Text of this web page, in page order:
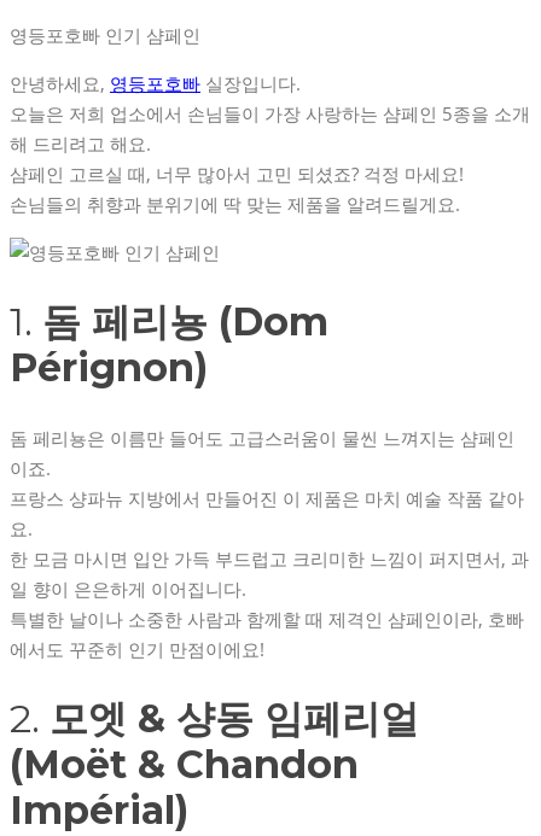
영등포호빠 인기 샴페인
안녕하세요, 영등포호빠 실장입니다.
오늘은 저희 업소에서 손님들이 가장 사랑하는 샴페인 5종을 소개
해 드리려고 해요.
샴페인 고르실 때, 너무 많아서 고민 되셨죠? 걱정 마세요!
손님들의 취향과 분위기에 딱 맞는 제품을 알려드릴게요.
1. 돔 페리뇽 (Dom
Pérignon)
돔 페리뇽은 이름만 들어도 고급스러움이 물씬 느껴지는 샴페인
이죠.
프랑스 샹파뉴 지방에서 만들어진 이 제품은 마치 예술 작품 같아
요.
한 모금 마시면 입안 가득 부드럽고 크리미한 느낌이 퍼지면서, 과
일 향이 은은하게 이어집니다.
특별한 날이나 소중한 사람과 함께할 때 제격인 샴페인이라, 호빠
에서도 꾸준히 인기 만점이에요!
2. 모엣 & 샹동 임페리얼
(Moët & Chandon
Impérial)